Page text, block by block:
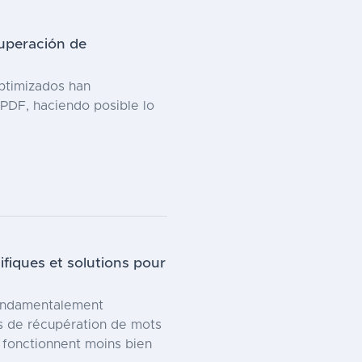
de
han
haciendo posible lo
et solutions pour
de récupération de mots
moins bien